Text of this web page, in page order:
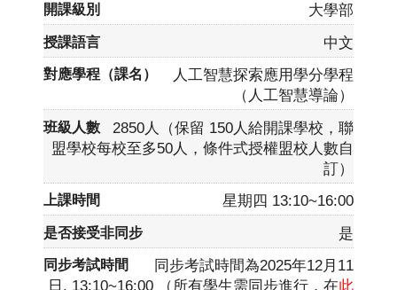
大學部
中文
人工智慧探索應用學分學程
（人工智慧導論）
2850人（保留 150人給開課學校，聯
盟學校每校至多50人，條件式授權盟校人數自
訂）
星期四 13:10~16:00
是
同步考試時間為2025年12月11
日, 13:10~16:00 （所有學生需同步進行，在此